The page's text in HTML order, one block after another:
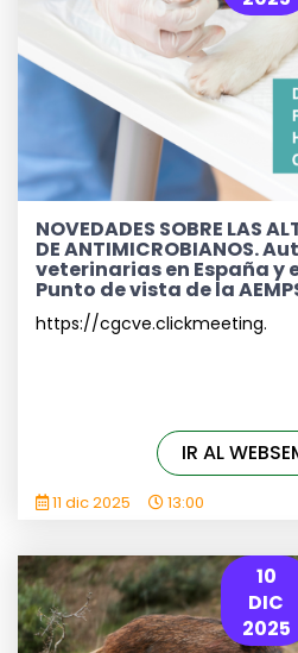
fullscreen;
clipboard-
IR AL
NOVEDADES SOBRE LAS
DE ANTIMICROBIANOS.
veterinarias en España y
Punto de vista de la
https://cgcve.clickmeeting.
11 dic 2025 13:00
IR AL
10
DIC
2025